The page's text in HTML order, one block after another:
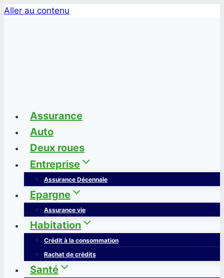
Aller au contenu
Assurance
Auto
Deux roues
Entreprise
Assurance Décennale
Epargne
Assurance vie
Habitation
Crédit à la consommation
Rachat de crédits
Santé